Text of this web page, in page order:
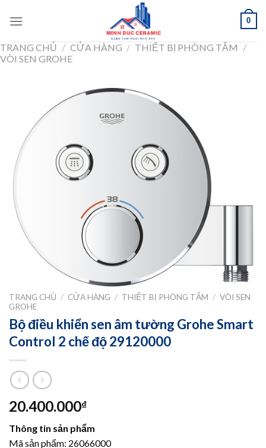
0
TRANG CHỦ / CỬA HÀNG / THIẾT BỊ PHÒNG TẮM /
VÒI SEN GROHE
TRANG CHỦ / CỬA HÀNG / THIẾT BỊ PHÒNG TẮM / VÒI SEN
GROHE
Bộ điều khiển sen âm tường Grohe Smart
Control 2 chế độ 29120000
20.400.000₫
Thông tin sản phẩm
Mã sản phẩm: 26066000